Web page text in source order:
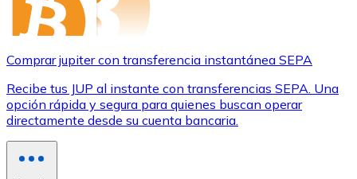
Comprar jupiter con transferencia instantánea SEPA
Recibe tus JUP al instante con transferencias SEPA. Una
opción rápida y segura para quienes buscan operar
directamente desde su cuenta bancaria.